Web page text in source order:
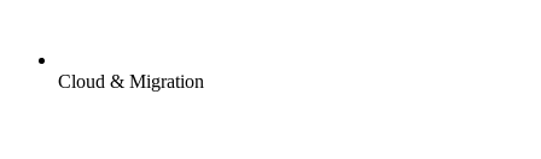
Cloud & Migration